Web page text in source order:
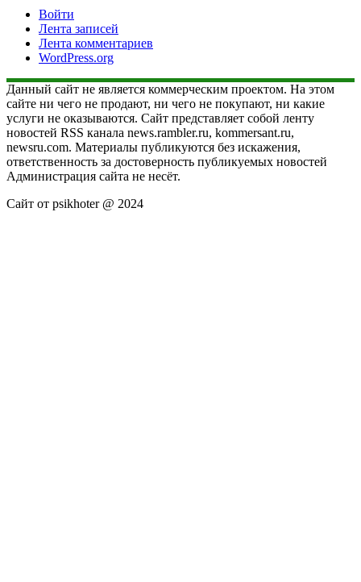
Войти
Лента записей
Лента комментариев
WordPress.org
Данный сайт не является коммерческим проектом. На этом
сайте ни чего не продают, ни чего не покупают, ни какие
услуги не оказываются. Сайт представляет собой ленту
новостей RSS канала news.rambler.ru, kommersant.ru,
newsru.com. Материалы публикуются без искажения,
ответственность за достоверность публикуемых новостей
Администрация сайта не несёт.
Сайт от psikhoter @ 2024